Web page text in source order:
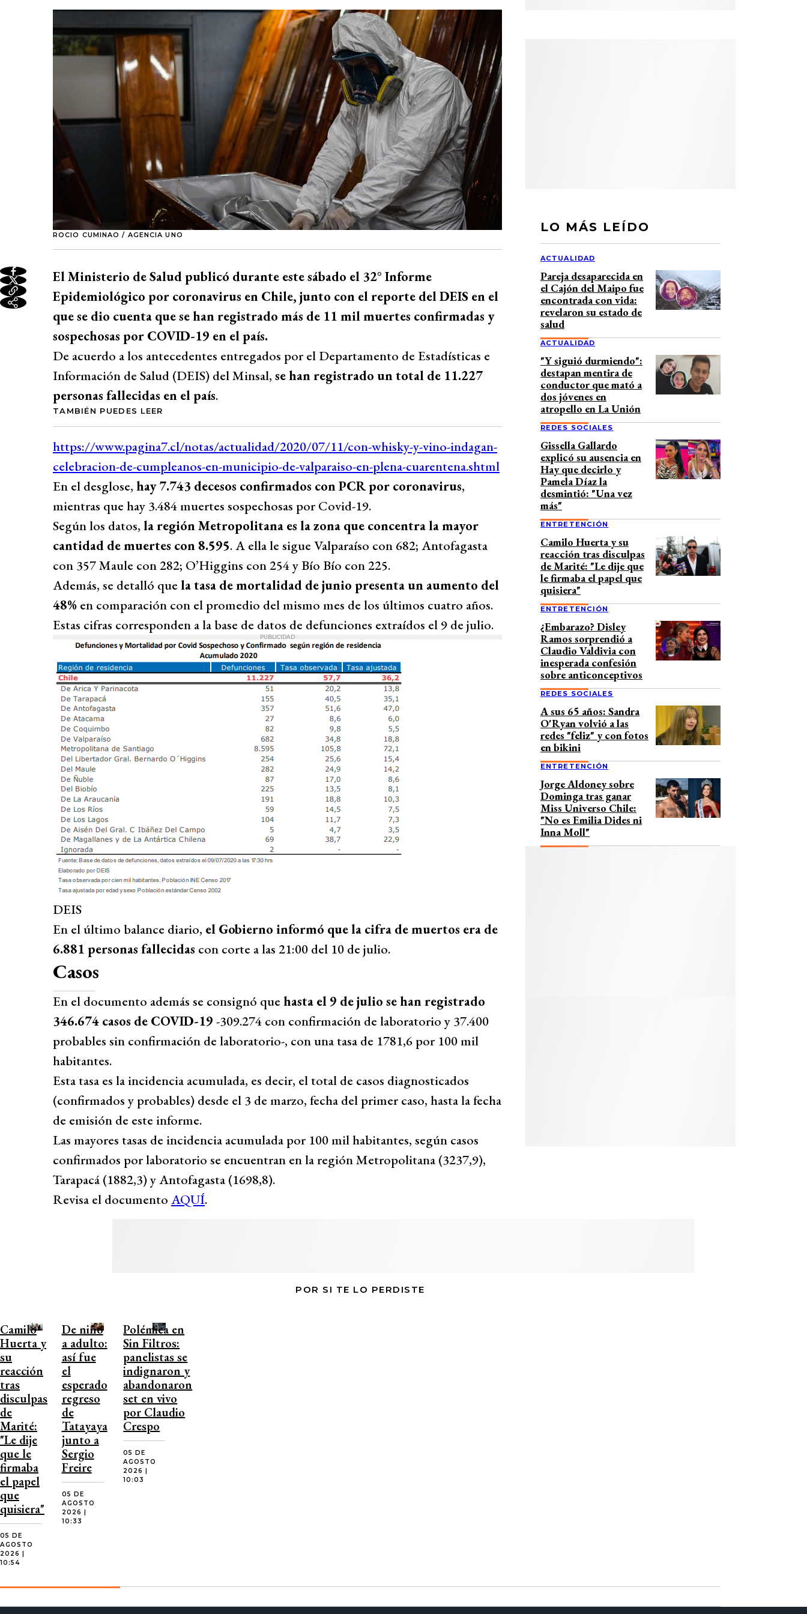
ROCIO CUMINAO / AGENCIA UNO
El Ministerio de Salud publicó durante este sábado el 32° Informe
Epidemiológico por coronavirus en Chile, junto con el reporte del DEIS en el
que se dio cuenta que se han registrado más de 11 mil muertes confirmadas y
sospechosas por COVID-19 en el país.
De acuerdo a los antecedentes entregados por el Departamento de Estadísticas e
Información de Salud (DEIS) del Minsal, se han registrado un total de 11.227
personas fallecidas en el país.
TAMBIÉN PUEDES LEER
En el desglose, hay 7.743 decesos confirmados con PCR por coronavirus,
mientras que hay 3.484 muertes sospechosas por Covid-19.
Según los datos, la región Metropolitana es la zona que concentra la mayor
cantidad de muertes con 8.595. A ella le sigue Valparaíso con 682; Antofagasta
con 357 Maule con 282; O’Higgins con 254 y Bío Bío con 225.
Además, se detalló que la tasa de mortalidad de junio presenta un aumento del
48% en comparación con el promedio del mismo mes de los últimos cuatro años.
Estas cifras corresponden a la base de datos de defunciones extraídos el 9 de julio.
PUBLICIDAD
DEIS
En el último balance diario, el Gobierno informó que la cifra de muertos era de
6.881 personas fallecidas con corte a las 21:00 del 10 de julio.
Casos
En el documento además se consignó que hasta el 9 de julio se han registrado
346.674 casos de COVID-19 -309.274 con confirmación de laboratorio y 37.400
probables sin confirmación de laboratorio-, con una tasa de 1781,6 por 100 mil
habitantes.
Esta tasa es la incidencia acumulada, es decir, el total de casos diagnosticados
(confirmados y probables) desde el 3 de marzo, fecha del primer caso, hasta la fecha
de emisión de este informe.
Las mayores tasas de incidencia acumulada por 100 mil habitantes, según casos
confirmados por laboratorio se encuentran en la región Metropolitana (3237,9),
Tarapacá (1882,3) y Antofagasta (1698,8).
Revisa el documento AQUÍ.
LO MÁS LEÍDO
ACTUALIDAD
Pareja desaparecida en
el Cajón del Maipo fue
encontrada con vida:
revelaron su estado de
salud
ACTUALIDAD
"Y siguió durmiendo":
destapan mentira de
conductor que mató a
dos jóvenes en
atropello en La Unión
REDES SOCIALES
Gissella Gallardo
explicó su ausencia en
Hay que decirlo y
Pamela Díaz la
desmintió: "Una vez
más"
ENTRETENCIÓN
Camilo Huerta y su
reacción tras disculpas
de Marité: "Le dije que
le firmaba el papel que
quisiera"
ENTRETENCIÓN
¿Embarazo? Disley
Ramos sorprendió a
Claudio Valdivia con
inesperada confesión
sobre anticonceptivos
REDES SOCIALES
A sus 65 años: Sandra
O'Ryan volvió a las
redes "feliz" y con fotos
en bikini
ENTRETENCIÓN
Jorge Aldoney sobre
Dominga tras ganar
Miss Universo Chile:
"No es Emilia Dides ni
Inna Moll"
POR SI TE LO PERDISTE
Camilo
Huerta y
su
reacción
tras
disculpas
de
Marité:
"Le dije
que le
firmaba
el papel
que
quisiera"
05 DE
AGOSTO
2026 |
10:54
De niño
a adulto:
así fue
el
esperado
regreso
de
Tatayaya
junto a
Sergio
Freire
05 DE
AGOSTO
2026 |
10:33
Polémica en
Sin Filtros:
panelistas se
indignaron y
abandonaron
set en vivo
por Claudio
Crespo
05 DE
AGOSTO
2026 |
10:03